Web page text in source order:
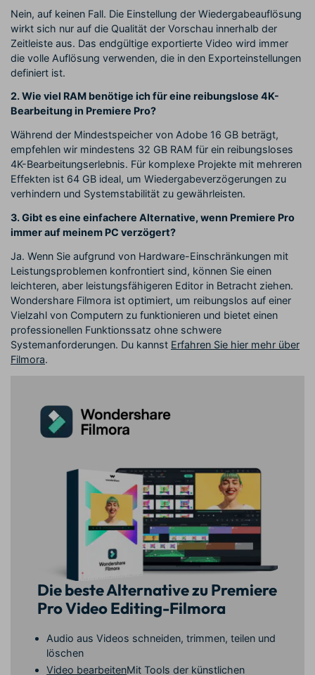
Nein, auf keinen Fall. Die Einstellung der Wiedergabeauflösung
wirkt sich nur auf die Qualität der Vorschau innerhalb der
Zeitleiste aus. Das endgültige exportierte Video wird immer
die volle Auflösung verwenden, die in den Exporteinstellungen
definiert ist.
2. Wie viel RAM benötige ich für eine reibungslose 4K-
Bearbeitung in Premiere Pro?
Während der Mindestspeicher von Adobe 16 GB beträgt,
empfehlen wir mindestens 32 GB RAM für ein reibungsloses
4K-Bearbeitungserlebnis. Für komplexe Projekte mit mehreren
Effekten ist 64 GB ideal, um Wiedergabeverzögerungen zu
verhindern und Systemstabilität zu gewährleisten.
3. Gibt es eine einfachere Alternative, wenn Premiere Pro
immer auf meinem PC verzögert?
Ja. Wenn Sie aufgrund von Hardware-Einschränkungen mit
Leistungsproblemen konfrontiert sind, können Sie einen
leichteren, aber leistungsfähigeren Editor in Betracht ziehen.
Wondershare Filmora ist optimiert, um reibungslos auf einer
Vielzahl von Computern zu funktionieren und bietet einen
professionellen Funktionssatz ohne schwere
Systemanforderungen. Du kannst Erfahren Sie hier mehr über
Filmora.
Die beste Alternative zu Premiere
Pro Video Editing-Filmora
Audio aus Videos schneiden, trimmen, teilen und
löschen
Video bearbeitenMit Tools der künstlichen